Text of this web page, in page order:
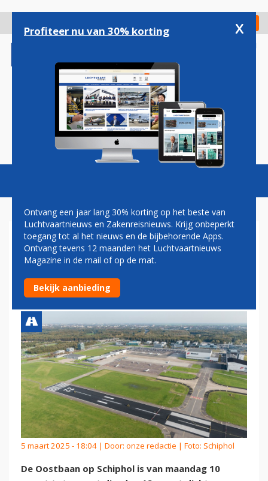
gaan
Check in
Magazine Podcasts Vacatures
OOSTBAAN OP SCHIPHOL
RUIM WEEK DICHT VOOR
ONDERHOUD
5 maart 2025 - 18:04 | Door: onze redactie | Foto: Schiphol
De Oostbaan op Schiphol is van maandag 10
Profiteer nu van 30% korting x
Ontvang een jaar lang 30% korting op het beste van
Luchtvaartnieuws en Zakenreisnieuws. Krijg onbeperkt
toegang tot al het nieuws en de bijbehorende Apps.
Ontvang tevens 12 maanden het Luchtvaartnieuws
Magazine in de mail of op de mat.
Bekijk aanbieding